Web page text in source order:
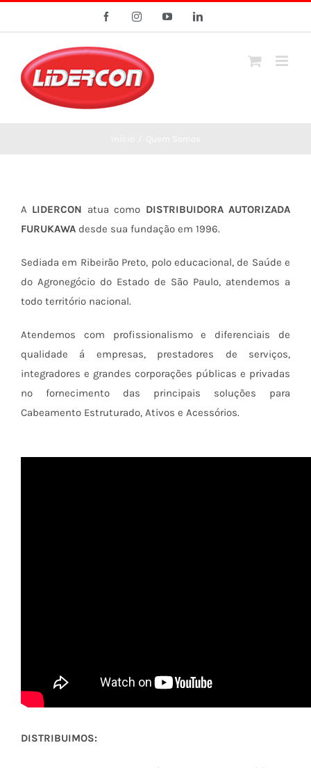
conteúdo
FacebookInstagramYouTubeLinkedIn
A LIDERCON atua como DISTRIBUIDORA AUTORIZADA
FURUKAWAdesde sua fundação em 1996.
Sediada em Ribeirão Preto, polo educacional, de Saúde e
do Agronegócio do Estado de São Paulo, atendemos a
todo território nacional.
Atendemos com profissionalismo e diferenciais de
qualidade á empresas, prestadores de serviços,
integradores e grandes corporações públicas e privadas
no fornecimento das principais soluções para
Cabeamento Estruturado, Ativos e Acessórios.
DISTRIBUIMOS: